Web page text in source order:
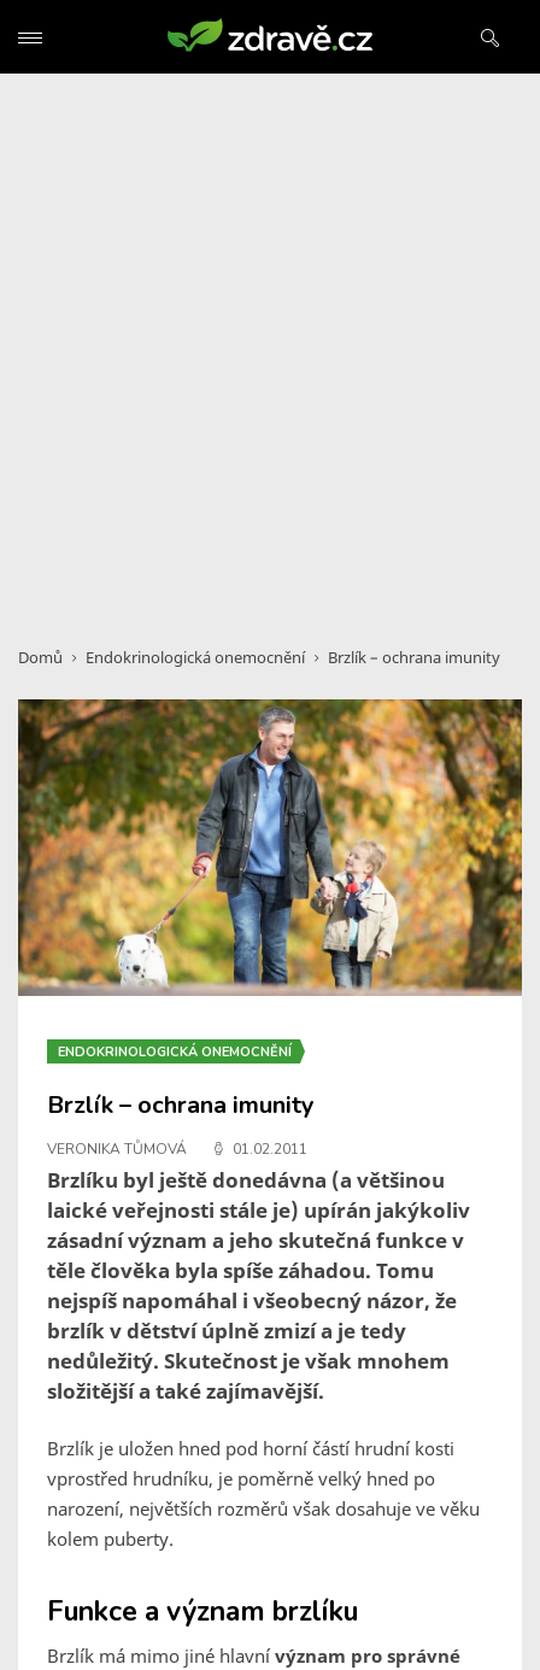
Domů Endokrinologická onemocnění Brzlík – ochrana imunity
ENDOKRINOLOGICKÁ ONEMOCNĚNÍ
Brzlík – ochrana imunity
VERONIKA TŮMOVÁ 01.02.2011
Brzlíku byl ještě donedávna (a většinou
laické veřejnosti stále je) upírán jakýkoliv
zásadní význam a jeho skutečná funkce v
těle člověka byla spíše záhadou. Tomu
nejspíš napomáhal i všeobecný názor, že
brzlík v dětství úplně zmizí a je tedy
nedůležitý. Skutečnost je však mnohem
složitější a také zajímavější.
Brzlík je uložen hned pod horní částí hrudní kosti
vprostřed hrudníku, je poměrně velký hned po
narození, největších rozměrů však dosahuje ve věku
kolem puberty.
Funkce a význam brzlíku
Brzlík má mimo jiné hlavní význam pro správné